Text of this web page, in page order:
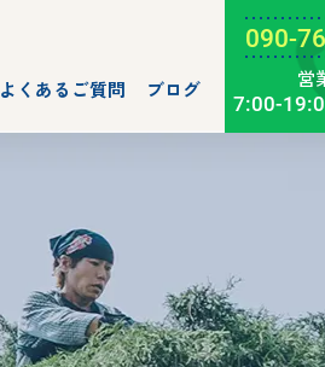
よくあるご質問 ブログ
090-
営
7:00-